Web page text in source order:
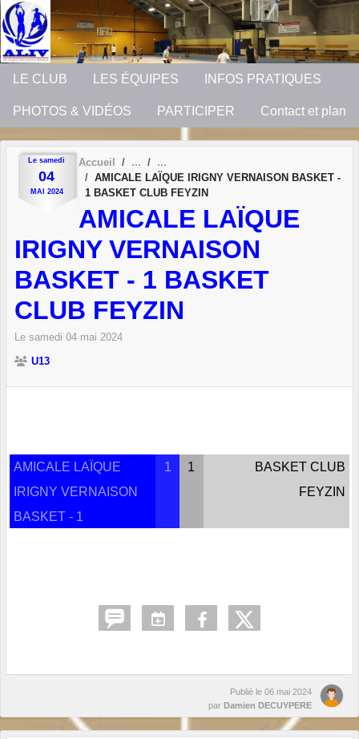
LE CLUB LES ÉQUIPES INFOS PRATIQUES
PHOTOS & VIDÉOS PARTICIPER Contact et plan
Le samedi
04
MAI 2024
Accueil
AMICALE LAÏQUE IRIGNY VERNAISON BASKET -
1 BASKET CLUB FEYZIN
AMICALE LAÏQUE
IRIGNY VERNAISON
BASKET - 1 BASKET
CLUB FEYZIN
Le samedi 04 mai 2024
U13
AMICALE LAÏQUE
IRIGNY VERNAISON
BASKET - 1
1 1
BASKET CLUB
FEYZIN
Publié le 06 mai 2024
par Damien DECUYPERE
Panneau de gestion des cookies